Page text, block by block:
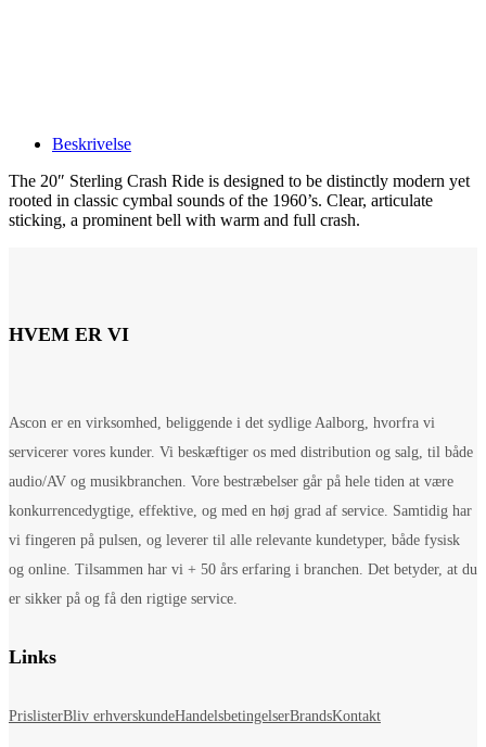
Beskrivelse
The 20″ Sterling Crash Ride is designed to be distinctly modern yet
rooted in classic cymbal sounds of the 1960’s. Clear, articulate
sticking, a prominent bell with warm and full crash.
HVEM ER VI
Ascon er en virksomhed, beliggende i det sydlige Aalborg, hvorfra vi
servicerer vores kunder. Vi beskæftiger os med distribution og salg, til både
audio/AV og musikbranchen. Vore bestræbelser går på hele tiden at være
konkurrencedygtige, effektive, og med en høj grad af service. Samtidig har
vi fingeren på pulsen, og leverer til alle relevante kundetyper, både fysisk
og online. Tilsammen har vi + 50 års erfaring i branchen. Det betyder, at du
er sikker på og få den rigtige service.
Links
PrislisterBliv erhverskundeHandelsbetingelserBrandsKontakt